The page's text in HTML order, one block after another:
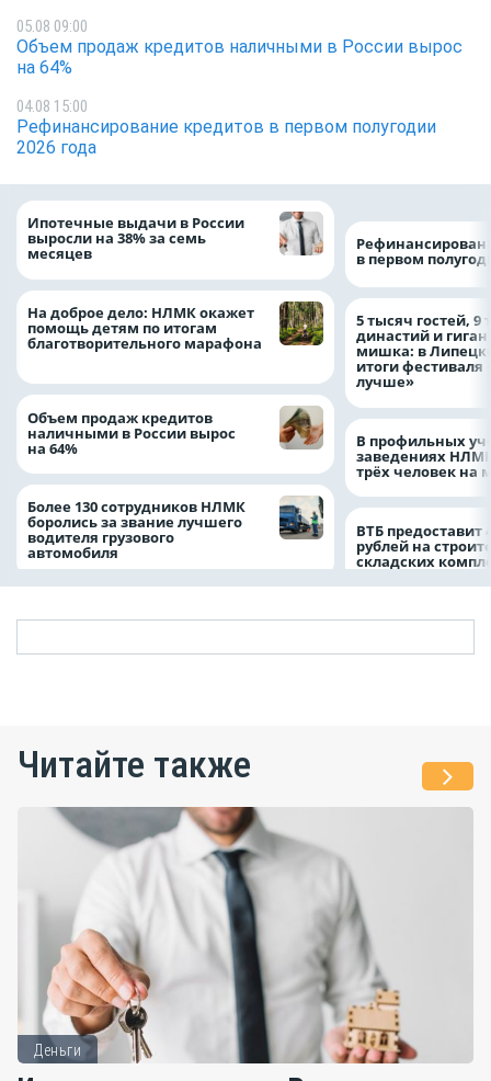
05.08 09:00
Объем продаж кредитов наличными в России вырос
на 64%
04.08 15:00
Рефинансирование кредитов в первом полугодии
2026 года
Ипотечные выдачи в России
выросли на 38% за семь
месяцев
На доброе дело: НЛМК окажет
помощь детям по итогам
благотворительного марафона
Объем продаж кредитов
наличными в России вырос
на 64%
Более 130 сотрудников НЛМК
боролись за звание лучшего
водителя грузового
автомобиля
в первом
5 тысяч гостей, 9
династий и
мишка: в
итоги фестиваля
лучше»
В профильных
заведениях
трёх человек на
ВТБ предоставит
рублей на
складских
Читайте также
Деньги